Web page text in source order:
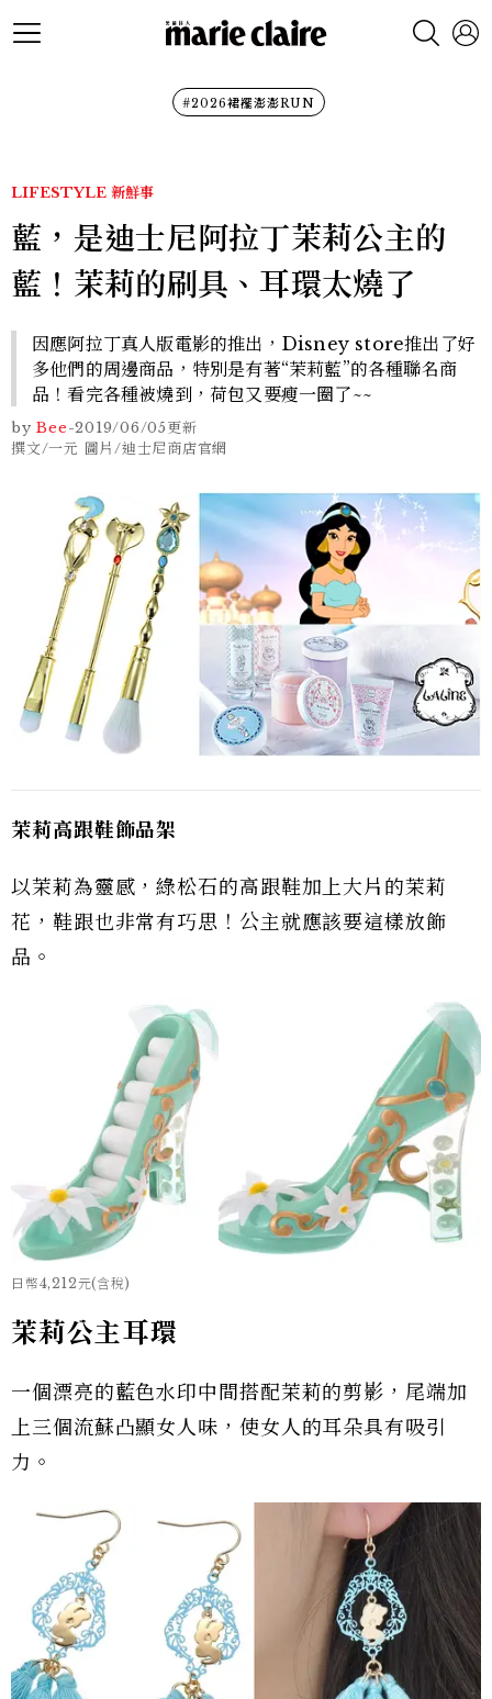
#2026裙襬澎澎RUN
LIFESTYLE 新鮮事
藍，是迪士尼阿拉丁茉莉公主的
藍！茉莉的刷具、耳環太燒了
因應阿拉丁真人版電影的推出，Disney store推出了好
多他們的周邊商品，特別是有著“茉莉藍”的各種聯名商
品！看完各種被燒到，荷包又要瘦一圈了~~
by Bee-2019/06/05更新
撰文/一元 圖片/迪士尼商店官網
茉莉高跟鞋飾品架
以茉莉為靈感，綠松石的高跟鞋加上大片的茉莉
花，鞋跟也非常有巧思！公主就應該要這樣放飾
品。
日幣4,212元(含稅)
茉莉公主耳環
一個漂亮的藍色水印中間搭配茉莉的剪影，尾端加
上三個流蘇凸顯女人味，使女人的耳朵具有吸引
力。